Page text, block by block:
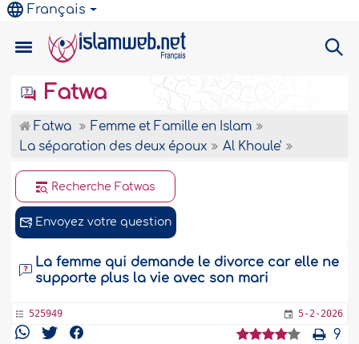
Français
Fatwa
Fatwa
Femme et Famille en Islam
La séparation des deux époux
Al Khoule'
Recherche Fatwas
Envoyez votre question
La femme qui demande le divorce car elle ne
supporte plus la vie avec son mari
525949 5-2-2026
9